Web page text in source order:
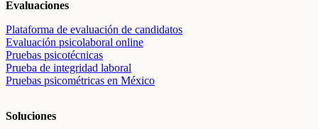
Evaluaciones
Plataforma de evaluación de candidatos
Evaluación psicolaboral online
Pruebas psicotécnicas
Prueba de integridad laboral
Pruebas psicométricas en México
Soluciones